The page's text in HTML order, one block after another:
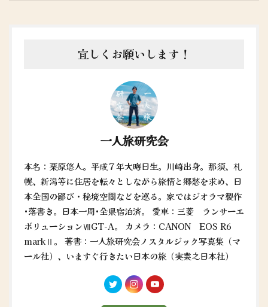
宜しくお願いします！
一人旅研究会
本名：栗原悠人。平成７年大晦日生。川崎出身。那須、札
幌、新潟等に住居を転々としながら旅情と郷愁を求め、日
本全国の鄙び・秘境空間などを巡る。家ではジオラマ製作
•落書き。日本一周•全県宿泊済。 愛車：三菱 ランサーエ
ボリューションⅦGT-A。 カメラ：CANON EOS R6
markⅡ。 著書：一人旅研究会ノスタルジック写真集（マ
ール社）、いますぐ行きたい日本の旅（実業之日本社）